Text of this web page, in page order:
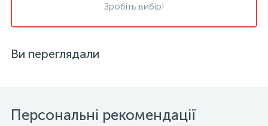
Зробіть вибір!
Ви переглядали
Персональні рекомендації